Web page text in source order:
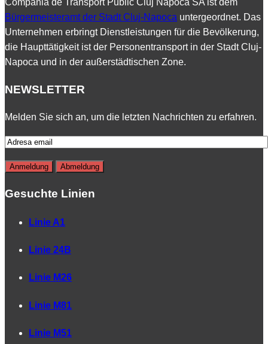
Compania de Transport Public Cluj Napoca SA ist dem
Bürgermeisteramt der Stadt Cluj-Napoca untergeordnet. Das
Unternehmen erbringt Dienstleistungen für die Bevölkerung,
die Haupttätigkeit ist der Personentransport in der Stadt Cluj-
Napoca und in der außerstädtischen Zone.
NEWSLETTER
Melden Sie sich an, um die letzten Nachrichten zu erfahren.
Gesuchte Linien
Linie A1
Linie 24B
Linie M26
Linie M81
Linie M51